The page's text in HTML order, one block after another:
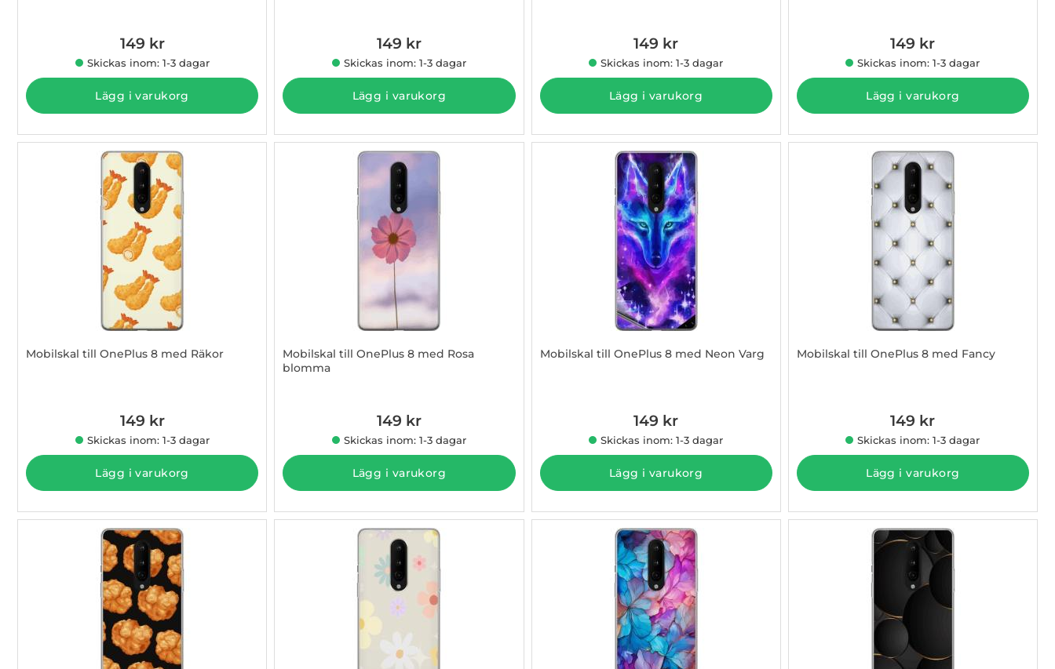
149 kr
Skickas inom: 1-3 dagar
Lägg i varukorg
149 kr
Skickas inom: 1-3 dagar
Lägg i varukorg
149 kr
Skickas inom: 1-3 dagar
Lägg i varukorg
149 kr
Skickas inom: 1-3 dagar
Lägg i varukorg
Mobilskal till OnePlus 8 med Räkor
149 kr
Skickas inom: 1-3 dagar
Lägg i varukorg
Mobilskal till OnePlus 8 med Rosa
blomma
149 kr
Skickas inom: 1-3 dagar
Lägg i varukorg
Mobilskal till OnePlus 8 med Neon Varg
149 kr
Skickas inom: 1-3 dagar
Lägg i varukorg
Mobilskal till OnePlus 8 med Fancy
149 kr
Skickas inom: 1-3 dagar
Lägg i varukorg